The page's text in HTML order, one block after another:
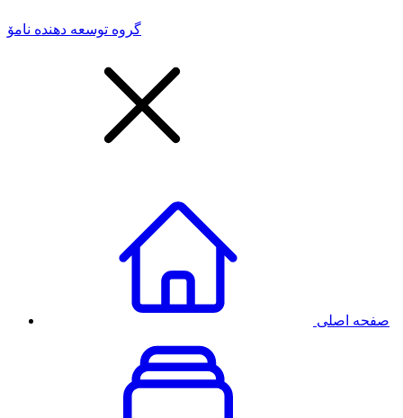
گروه توسعه دهنده نامۆ
صفحه اصلی